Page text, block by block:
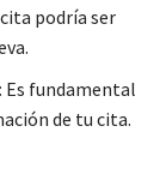
podría ser
: Es fundamental
de tu cita.